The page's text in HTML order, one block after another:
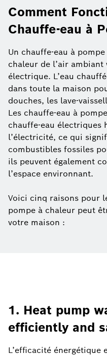
Comment
Chauffe-eau à
Un chauffe-eau à
chaleur de l’air ambiant
électrique. L’eau
dans toute la maison
douches, les lave-
Les chauffe-eau à
chauffe-eau électriques
l’électricité, ce qui
combustibles fossiles
ils peuvent également
l’espace environnant.
Voici cinq raisons pour
pompe à chaleur peut
votre maison :
1. Heat pump
efficiently and
L’efficacité